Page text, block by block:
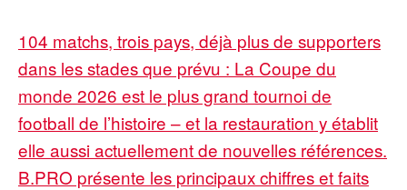
104 matchs, trois pays, déjà plus de supporters
dans les stades que prévu : La Coupe du
monde 2026 est le plus grand tournoi de
football de l’histoire – et la restauration y établit
elle aussi actuellement de nouvelles références.
B.PRO présente les principaux chiffres et faits